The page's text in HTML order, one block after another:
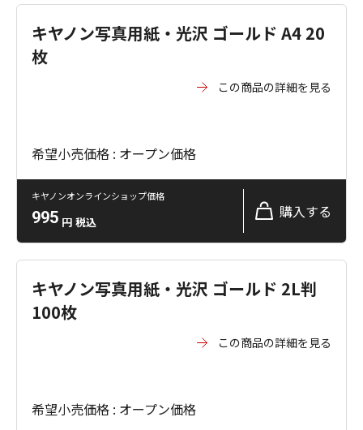
キヤノン写真用紙・光沢 ゴールド A4 20
枚
この商品の詳細を見る
希望小売価格 : オープン価格
キヤノンオンラインショップ価格
995 円 税込
購入する
キヤノン写真用紙・光沢 ゴールド 2L判
100枚
この商品の詳細を見る
希望小売価格 : オープン価格